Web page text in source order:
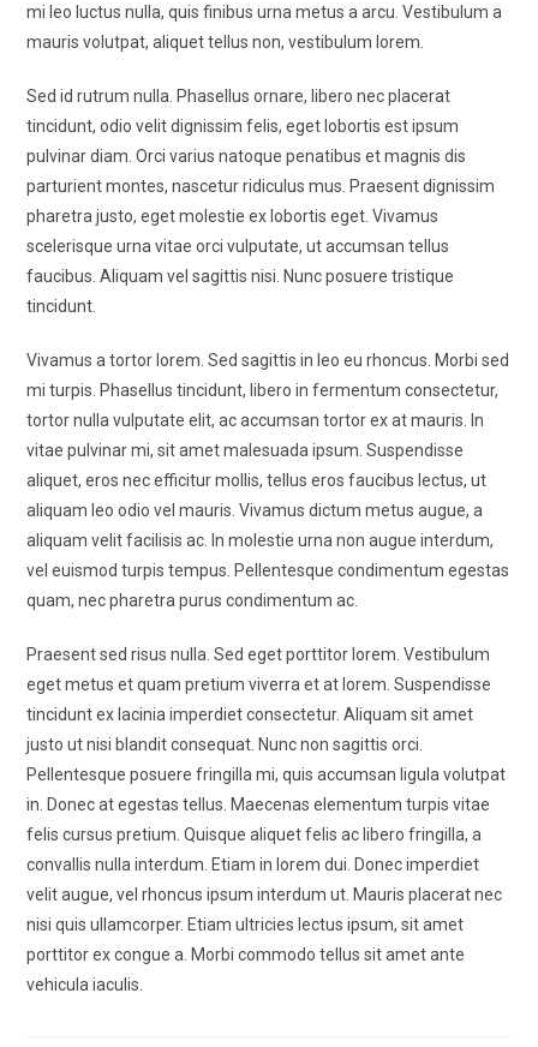
mi leo luctus nulla, quis finibus urna metus a arcu. Vestibulum a
mauris volutpat, aliquet tellus non, vestibulum lorem.
Sed id rutrum nulla. Phasellus ornare, libero nec placerat
tincidunt, odio velit dignissim felis, eget lobortis est ipsum
pulvinar diam. Orci varius natoque penatibus et magnis dis
parturient montes, nascetur ridiculus mus. Praesent dignissim
pharetra justo, eget molestie ex lobortis eget. Vivamus
scelerisque urna vitae orci vulputate, ut accumsan tellus
faucibus. Aliquam vel sagittis nisi. Nunc posuere tristique
tincidunt.
Vivamus a tortor lorem. Sed sagittis in leo eu rhoncus. Morbi sed
mi turpis. Phasellus tincidunt, libero in fermentum consectetur,
tortor nulla vulputate elit, ac accumsan tortor ex at mauris. In
vitae pulvinar mi, sit amet malesuada ipsum. Suspendisse
aliquet, eros nec efficitur mollis, tellus eros faucibus lectus, ut
aliquam leo odio vel mauris. Vivamus dictum metus augue, a
aliquam velit facilisis ac. In molestie urna non augue interdum,
vel euismod turpis tempus. Pellentesque condimentum egestas
quam, nec pharetra purus condimentum ac.
Praesent sed risus nulla. Sed eget porttitor lorem. Vestibulum
eget metus et quam pretium viverra et at lorem. Suspendisse
tincidunt ex lacinia imperdiet consectetur. Aliquam sit amet
justo ut nisi blandit consequat. Nunc non sagittis orci.
Pellentesque posuere fringilla mi, quis accumsan ligula volutpat
in. Donec at egestas tellus. Maecenas elementum turpis vitae
felis cursus pretium. Quisque aliquet felis ac libero fringilla, a
convallis nulla interdum. Etiam in lorem dui. Donec imperdiet
velit augue, vel rhoncus ipsum interdum ut. Mauris placerat nec
nisi quis ullamcorper. Etiam ultricies lectus ipsum, sit amet
porttitor ex congue a. Morbi commodo tellus sit amet ante
vehicula iaculis.